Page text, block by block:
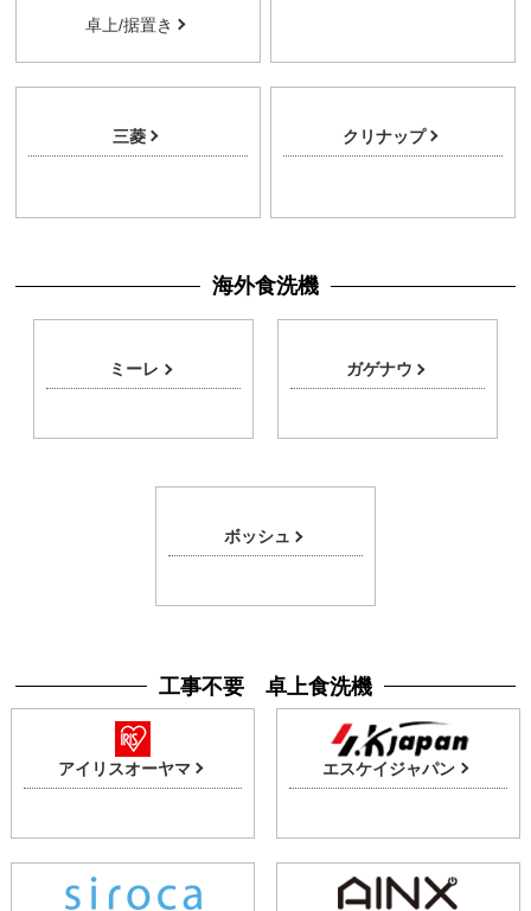
卓上/据置き
三菱 クリナップ
海外食洗機
ミーレ ガゲナウ
ボッシュ
工事不要 卓上食洗機
アイリスオーヤマ エスケイジャパン